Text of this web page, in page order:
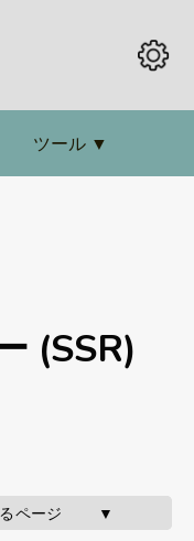
ツール ▼
(SSR)
ページ        ▼